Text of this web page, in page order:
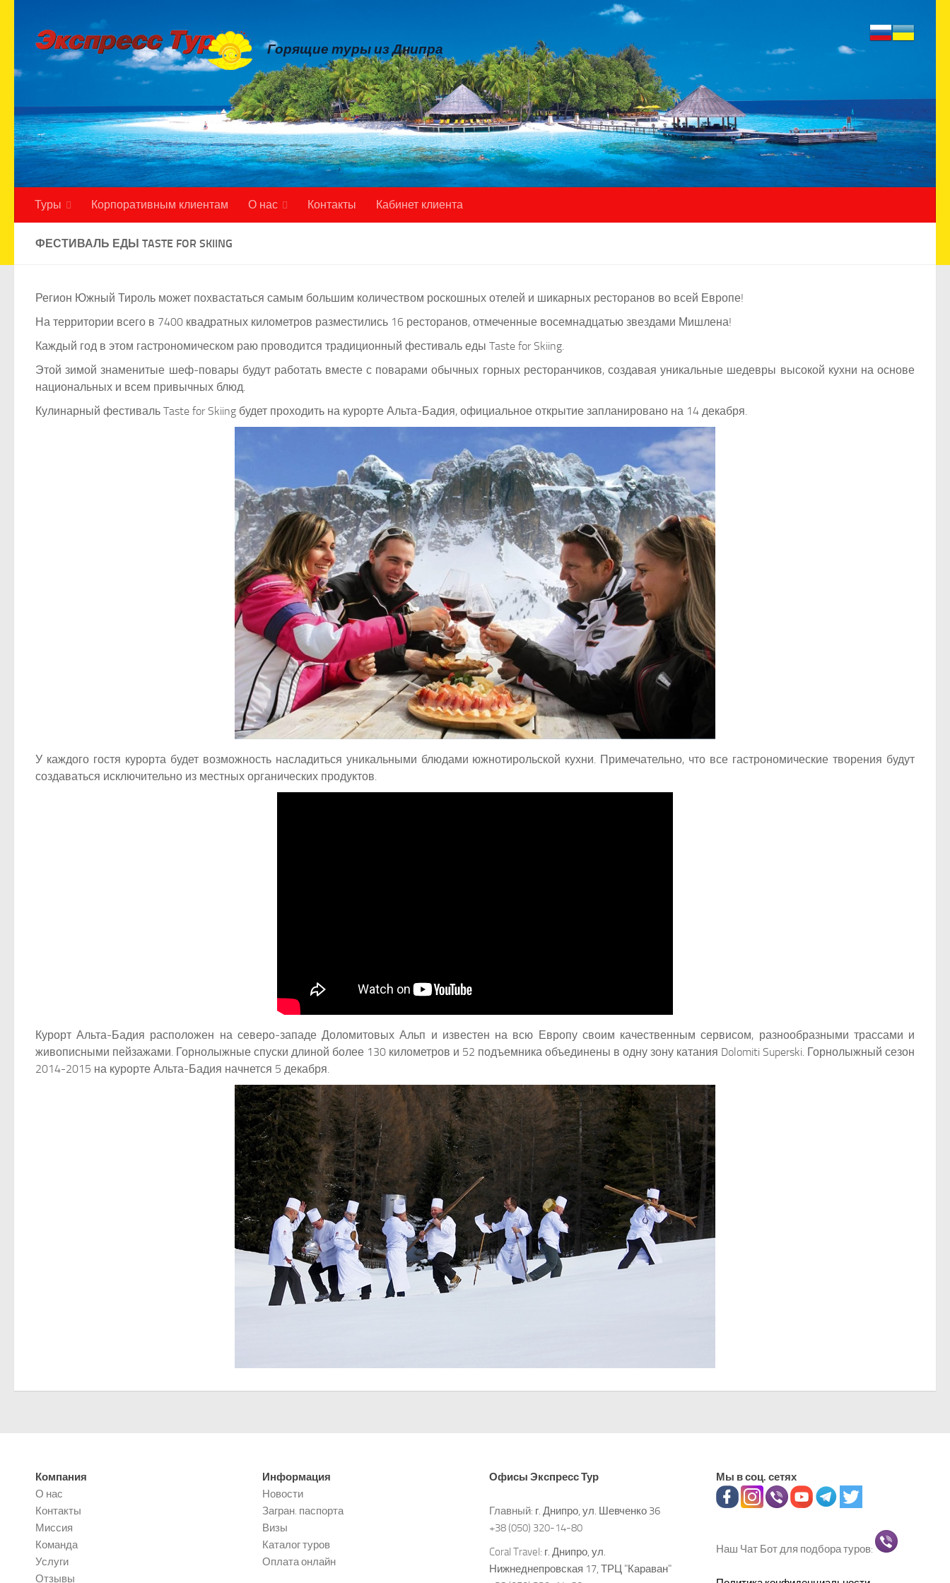
Skip to content
Горящие туры из Днипра
Туры Корпоративным клиентам О нас Контакты Кабинет клиента
ФЕСТИВАЛЬ ЕДЫ TASTE FOR SKIING
Регион Южный Тироль может похвастаться самым большим количеством роскошных отелей и шикарных ресторанов во всей Европе!
На территории всего в 7400 квадратных километров разместились 16 ресторанов, отмеченные восемнадцатью звездами Мишлена!
Каждый год в этом гастрономическом раю проводится традиционный фестиваль еды Taste for Skiing.
Этой зимой знаменитые шеф-повары будут работать вместе с поварами обычных горных ресторанчиков, создавая уникальные шедевры высокой кухни на основе
национальных и всем привычных блюд.
Кулинарный фестиваль Taste for Skiing будет проходить на курорте Альта-Бадия, официальное открытие запланировано на 14 декабря.
У каждого гостя курорта будет возможность насладиться уникальными блюдами южнотирольской кухни. Примечательно, что все гастрономические творения будут
создаваться исключительно из местных органических продуктов.
Курорт Альта-Бадия расположен на северо-западе Доломитовых Альп и известен на всю Европу своим качественным сервисом, разнообразными трассами и
живописными пейзажами. Горнолыжные спуски длиной более 130 километров и 52 подъемника объединены в одну зону катания Dolomiti Superski. Горнолыжный сезон
2014-2015 на курорте Альта-Бадия начнется 5 декабря.
Компания
О нас
Контакты
Миссия
Команда
Услуги
Отзывы
Информация
Новости
Загран. паспорта
Визы
Каталог туров
Оплата онлайн
Офисы Экспресс Тур
Главный: г. Днипро, ул. Шевченко 36
+38 (050) 320-14-80
Coral Travel: г. Днипро, ул.
Нижнеднепровская 17, ТРЦ "Караван"
Мы в соц. сетях
Наш Чат Бот для подбора туров: